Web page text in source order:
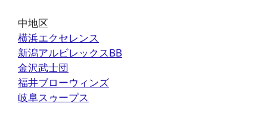
中地区
横浜エクセレンス
新潟アルビレックスBB
金沢武士団
福井ブローウィンズ
岐阜スゥープス